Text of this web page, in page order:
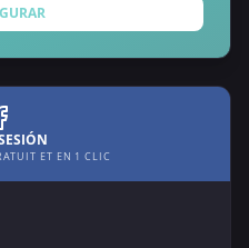
ET EN 1 CLIC